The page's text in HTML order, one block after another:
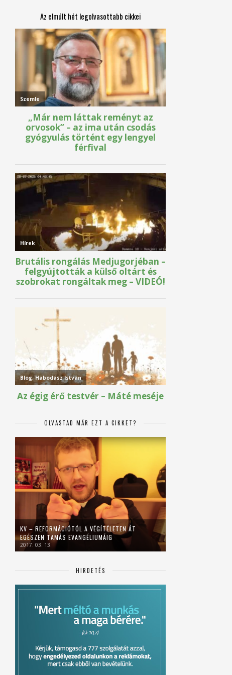
Az elmúlt hét legolvasottabb cikkei
OLVASTAD MÁR EZT A CIKKET?
KV – REFORMÁCIÓTÓL A VÉGÍTÉLETEN ÁT
EGÉSZEN TAMÁS EVANGÉLIUMÁIG
2017. 03. 13.
HIRDETÉS